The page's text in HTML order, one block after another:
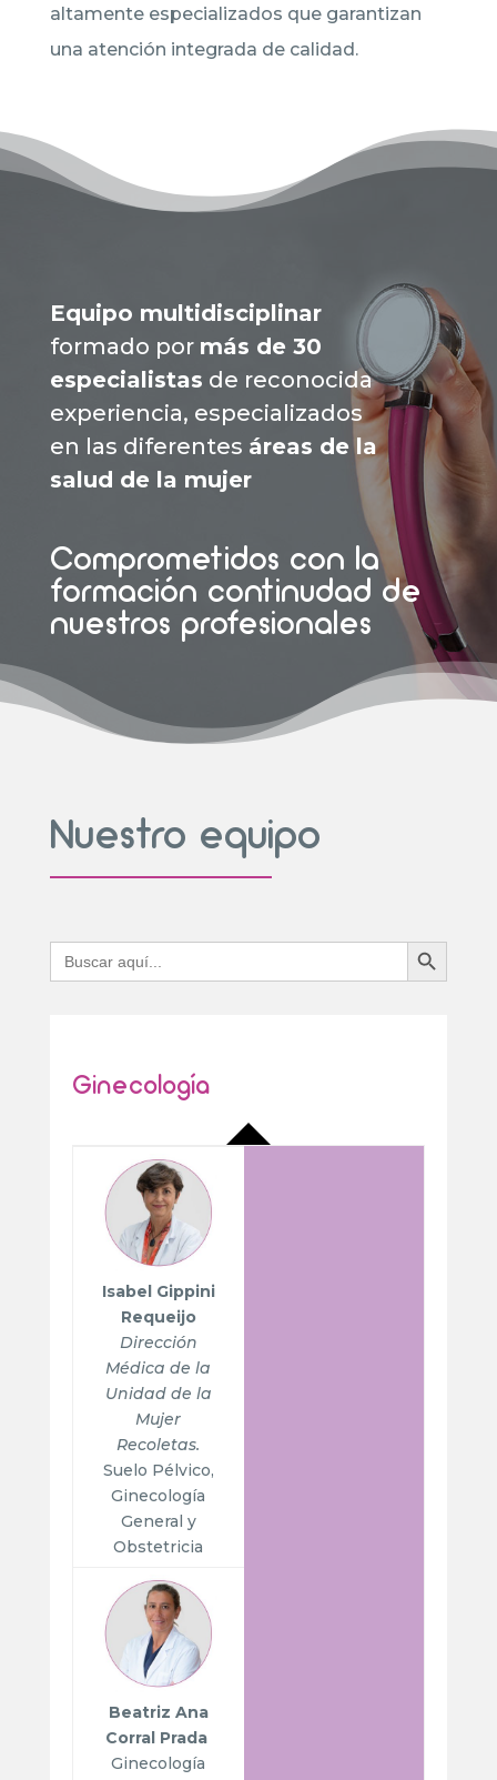
altamente especializados que garantizan
una atención integrada de calidad.
Equipo multidisciplinar
formado por más de 30
especialistas de reconocida
experiencia, especializados
en las diferentes áreas de la
salud de la mujer
Comprometidos con la
formación continudad de
nuestros profesionales
Nuestro equipo
Buscar: Botón de búsqueda
Ginecología
Isabel Gippini
Requeijo
Dirección
Médica de la
Unidad de la
Mujer
Recoletas.
Suelo Pélvico,
Ginecología
General y
Obstetricia
Beatriz Ana
Corral Prada
Ginecología